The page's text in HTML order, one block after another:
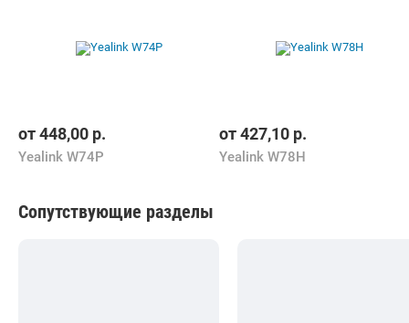
от448,00 р.
Yealink W74P
от427,10 р.
Yealink W78H
Сопутствующие разделы